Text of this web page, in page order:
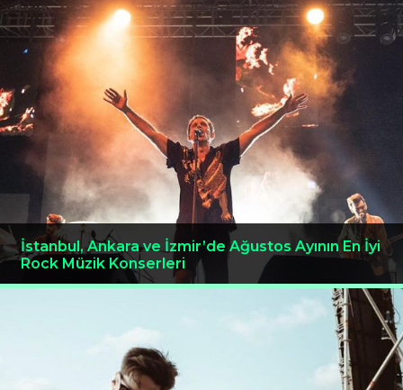
İstanbul, Ankara ve İzmir’de Ağustos Ayının En İyi
Rock Müzik Konserleri